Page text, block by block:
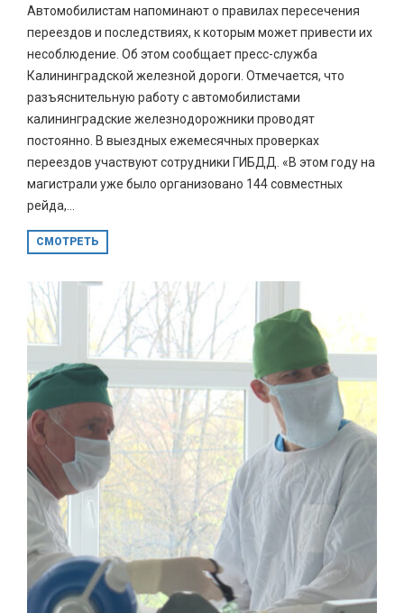
Автомобилистам напоминают о правилах пересечения
переездов и последствиях, к которым может привести их
несоблюдение. Об этом сообщает пресс-служба
Калининградской железной дороги. Отмечается, что
разъяснительную работу с автомобилистами
калининградские железнодорожники проводят
постоянно. В выездных ежемесячных проверках
переездов участвуют сотрудники ГИБДД. «В этом году на
магистрали уже было организовано 144 совместных
рейда,...
СМОТРЕТЬ